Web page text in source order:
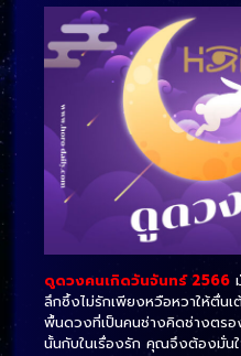
ดูดวงคนเกิดวันจันทร์ 2566
ลึกซึ้งไม่รักเพียงหวือหวาให้ตื่นเ
พื้นดวงที่เป็นคนช่างคิดช่างตรอ
นั้นกับในเรื่องรัก คุณจึงต้องมั่นใ